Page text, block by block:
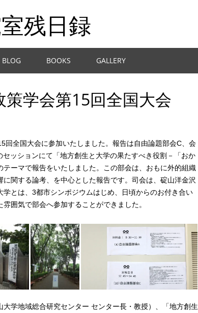
残日録
BLOG BOOKS GALLERY
学会第15回全国大会
回全国大会に参加いたしました。報告は自由論題部会C、会
ッションにて「地方創生と大学の果たすべき役割－「おか
ーマで報告をいたしました。この部会は、おもに外的組織
関する論考、を中心とした報告です。司会は、碇山洋金沢
とは、3都市シンポジウムはじめ、日頃からのお付き合い
囲気で部会へ参加することができました。
学地域総合研究センター センター長・教授）、「地方創生